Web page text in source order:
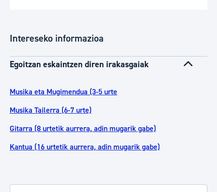
Intereseko informazioa
Egoitzan eskaintzen diren irakasgaiak
Musika eta Mugimendua (3-5 urte
Musika Tailerra (6-7 urte)
Gitarra (8 urtetik aurrera, adin mugarik gabe)
Kantua (16 urtetik aurrera, adin mugarik gabe)